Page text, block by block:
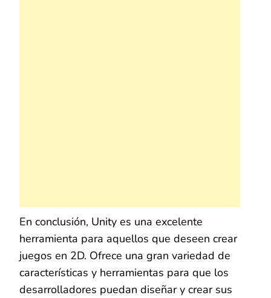
En conclusión, Unity es una excelente
herramienta para aquellos que deseen crear
juegos en 2D. Ofrece una gran variedad de
características y herramientas para que los
desarrolladores puedan diseñar y crear sus